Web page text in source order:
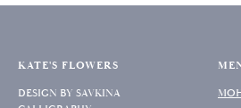
KATE'S FLOWERS
DESIGN BY SAVKINA